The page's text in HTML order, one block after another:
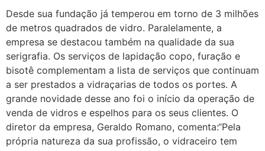
Desde sua fundação já temperou em torno de 3 milhões
de metros quadrados de vidro. Paralelamente, a
empresa se destacou também na qualidade da sua
serigrafia. Os serviços de lapidação copo, furação e
bisotê complementam a lista de serviços que continuam
a ser prestados a vidraçarias de todos os portes. A
grande novidade desse ano foi o início da operação de
venda de vidros e espelhos para os seus clientes. O
diretor da empresa, Geraldo Romano, comenta:“Pela
própria natureza da sua profissão, o vidraceiro tem